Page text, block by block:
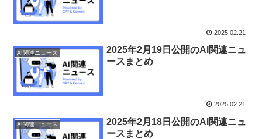
2025.02.21
AI関連ニュース
2025年2月19日公開のAI関連ニュ
ースまとめ
2025.02.21
AI関連ニュース
2025年2月18日公開のAI関連ニュ
ースまとめ